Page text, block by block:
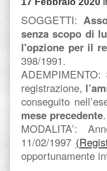
SOGGETTI:
senza scopo di
l'opzione per il
398/1991.
registrazione,
conseguito
mese precedente.
MODALITA’:
11/02/1997
opportunamente